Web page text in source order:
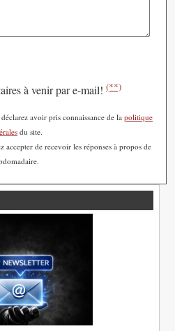
à venir par e-mail! (**)
avoir pris connaissance de la politique
du site.
accepter de recevoir les réponses à propos de